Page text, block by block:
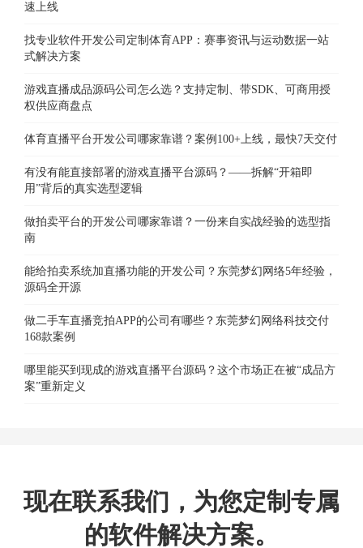
速上线
找专业软件开发公司定制体育APP：赛事资讯与运动数据一站
式解决方案
游戏直播成品源码公司怎么选？支持定制、带SDK、可商用授
权供应商盘点
体育直播平台开发公司哪家靠谱？案例100+上线，最快7天交付
有没有能直接部署的游戏直播平台源码？——拆解“开箱即
用”背后的真实选型逻辑
做拍卖平台的开发公司哪家靠谱？一份来自实战经验的选型指
南
能给拍卖系统加直播功能的开发公司？东莞梦幻网络5年经验，
源码全开源
做二手车直播竞拍APP的公司有哪些？东莞梦幻网络科技交付
168款案例
哪里能买到现成的游戏直播平台源码？这个市场正在被“成品方
案”重新定义
现在联系我们，为您定制专属
的软件解决方案。